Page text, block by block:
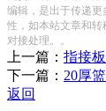
编辑，是出于传递
性，如本站文章和
对接处理。。
上一篇： 指接
下一篇： 20厚
返回